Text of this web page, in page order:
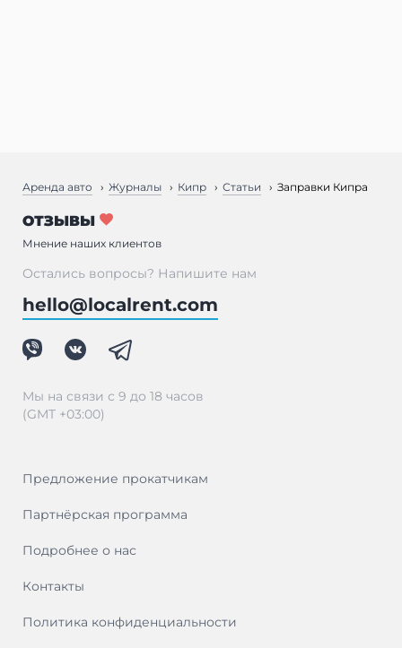
Аренда авто Журналы Кипр Статьи Заправки Кипра
ОТЗЫВЫ
Мнение наших клиентов
Предложение прокатчикам
Партнёрская программа
Подробнее о нас
Контакты
Политика конфиденциальности
Остались вопросы? Напишите нам
hello@localrent.com
Мы на связи с 9 до 18 часов
(GMT +03:00)